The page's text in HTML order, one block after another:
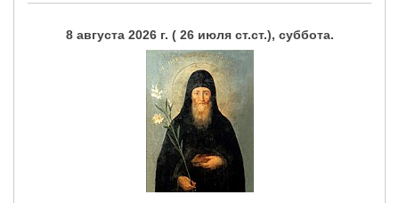
8 августа 2026 г. ( 26 июля ст.ст.), суббота.